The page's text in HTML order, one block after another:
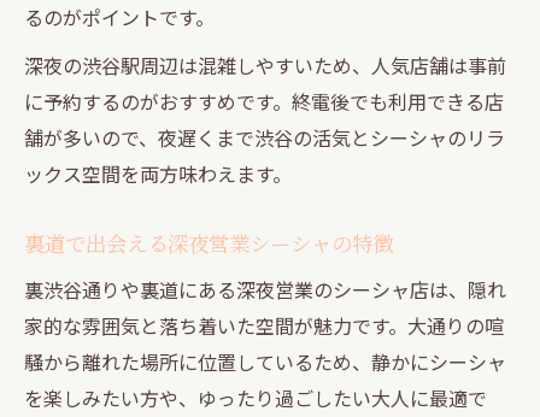
るのがポイントです。
深夜の渋谷駅周辺は混雑しやすいため、人気店舗は事前
に予約するのがおすすめです。終電後でも利用できる店
舗が多いので、夜遅くまで渋谷の活気とシーシャのリラ
ックス空間を両方味わえます。
裏道で出会える深夜営業シーシャの特徴
裏渋谷通りや裏道にある深夜営業のシーシャ店は、隠れ
家的な雰囲気と落ち着いた空間が魅力です。大通りの喧
騒から離れた場所に位置しているため、静かにシーシャ
を楽しみたい方や、ゆったり過ごしたい大人に最適で